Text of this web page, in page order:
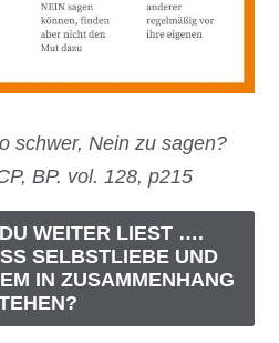
schwer, Nein zu sagen?
BP. vol. 128, p215
WEITER LIEST ….
SELBSTLIEBE UND
IN ZUSAMMENHANG